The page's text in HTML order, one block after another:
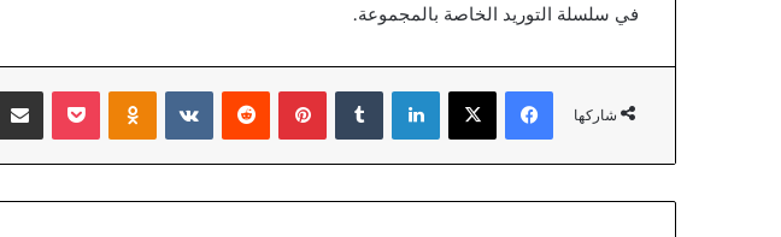
في سلسلة التوريد الخاصة بالمجموعة.
شاركها
فيسبوك‫X لينكدإن بينتيريست Odnoklassniki
‫Pocket